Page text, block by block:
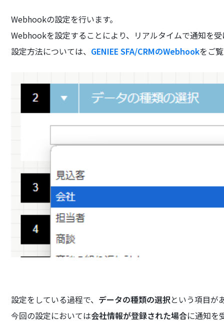
Webhookの設定を行います。
Webhookを設定することにより、リアルタイムで通知を
設定方法については、 GENIEE SFA/CRMのWebhookをご
設定をしている過程で、 データの種類の選択という項目が
今回の設定においては会社情報が登録された場合に通知を